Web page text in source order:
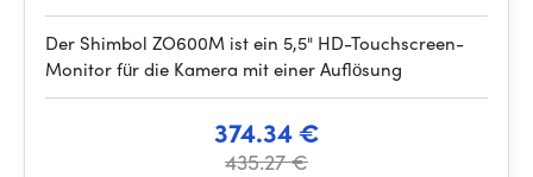
Der Shimbol ZO600M ist ein 5,5" HD-Touchscreen-
Monitor für die Kamera mit einer Auflösung
374.34 €
435.27 €